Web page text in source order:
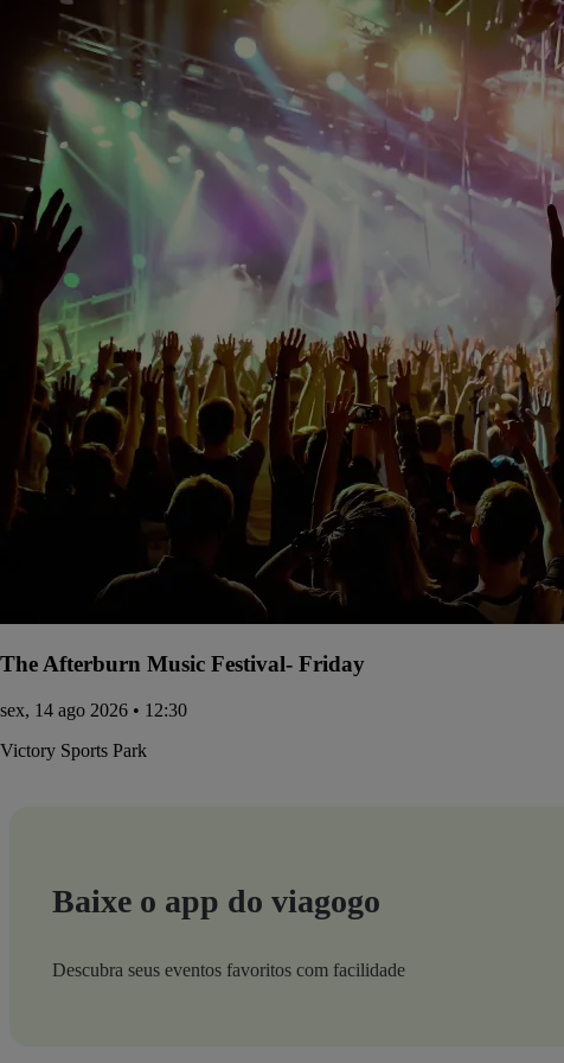
The Afterburn Music Festival- Friday
sex, 14 ago 2026 • 12:30
Victory Sports Park
Baixe o app do viagogo
Descubra seus eventos favoritos com facilidade